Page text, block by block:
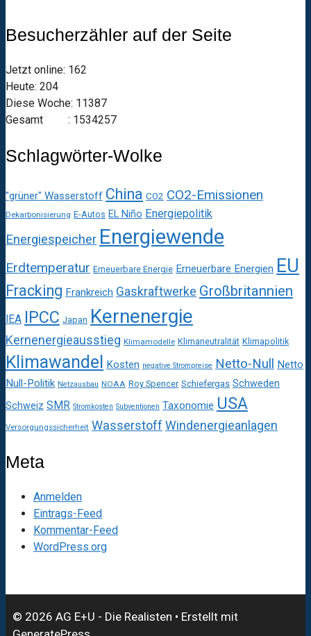
Besucherzähler auf der Seite
Jetzt online: 162
Heute: 204
Diese Woche: 11387
Gesamt : 1534257
Schlagwörter-Wolke
"grüner" Wasserstoff China CO2 CO2-Emissionen
Dekarbonisierung E-Autos EL Niño Energiepolitik
Energiespeicher Energiewende
Erdtemperatur Erneuerbare Energie Erneuerbare Energien EU
Fracking Frankreich Gaskraftwerke Großbritannien
IEA IPCC Japan Kernenergie
Kernenergieausstieg Klimamodelle Klimaneutralität Klimapolitik
Klimawandel Kosten negative Strompreise Netto-Null
Netto
Null-Politik Netzausbau NOAA Roy Spencer Schiefergas Schweden
Schweiz SMR Stromkosten Subventionen Taxonomie USA
Versorgungssicherheit Wasserstoff Windenergieanlagen
Meta
Anmelden
Eintrags-Feed
Kommentar-Feed
WordPress.org
© 2026 AG E+U - Die Realisten • Erstellt mit